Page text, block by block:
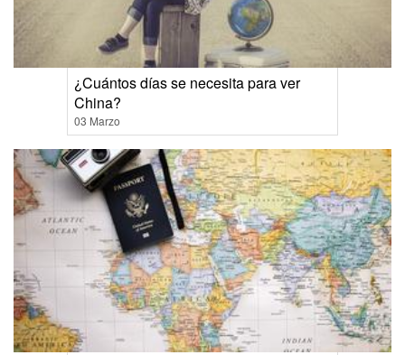
¿Cuántos días se necesita para ver
China?
03 Marzo